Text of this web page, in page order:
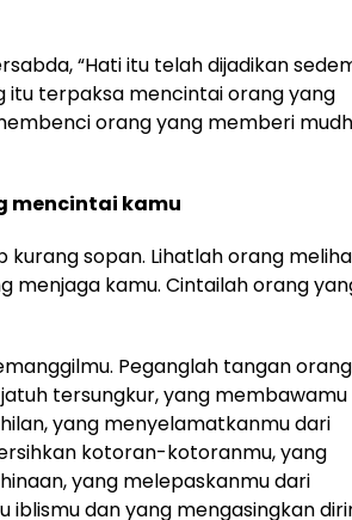
“Hati itu telah dijadikan
itu terpaksa mencintai orang yang
orang yang memberi
mencintai kamu
kurang sopan. Lihatlah orang
menjaga kamu. Cintailah orang
Peganglah tangan orang
tersungkur, yang membawamu
yang menyelamatkanmu dari
kotoran-kotoranmu, yang
yang melepaskanmu dari
iblismu dan yang mengasingkan